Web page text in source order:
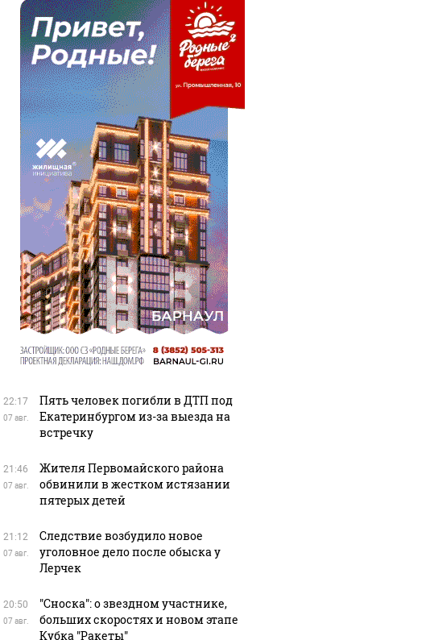
22:17
07 авг.
Пять человек погибли в ДТП под
Екатеринбургом из-за выезда на
встречку
21:46
07 авг.
Жителя Первомайского района
обвинили в жестком истязании
пятерых детей
21:12
07 авг.
Следствие возбудило новое
уголовное дело после обыска у
Лерчек
20:50
07 авг.
"Сноска": о звездном участнике,
больших скоростях и новом этапе
Кубка "Ракеты"